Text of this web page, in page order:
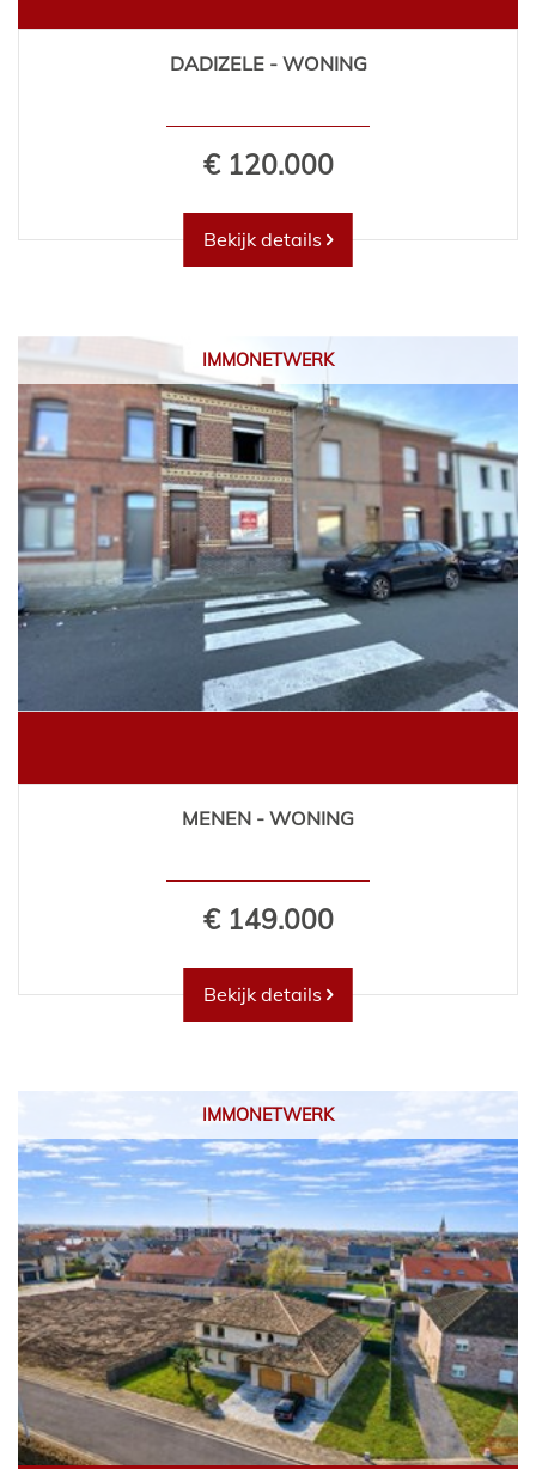
DADIZELE - WONING
€ 120.000
Bekijk details
IMMONETWERK
MENEN - WONING
€ 149.000
Bekijk details
IMMONETWERK